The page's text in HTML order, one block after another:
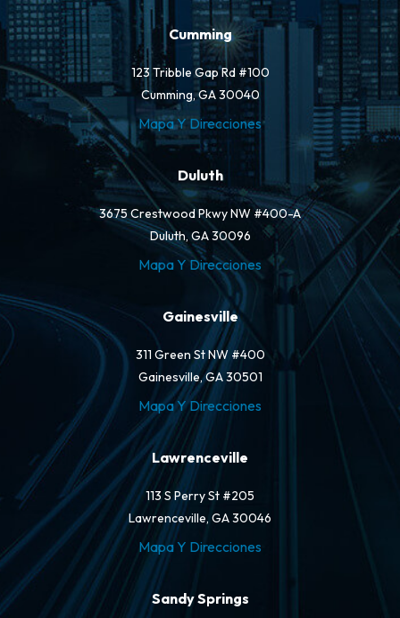
Cumming
123 Tribble Gap Rd #100
Cumming, GA 30040
Mapa Y Direcciones
Duluth
3675 Crestwood Pkwy NW #400-A
Duluth, GA 30096
Mapa Y Direcciones
Gainesville
311 Green St NW #400
Gainesville, GA 30501
Mapa Y Direcciones
Lawrenceville
113 S Perry St #205
Lawrenceville, GA 30046
Mapa Y Direcciones
Sandy Springs